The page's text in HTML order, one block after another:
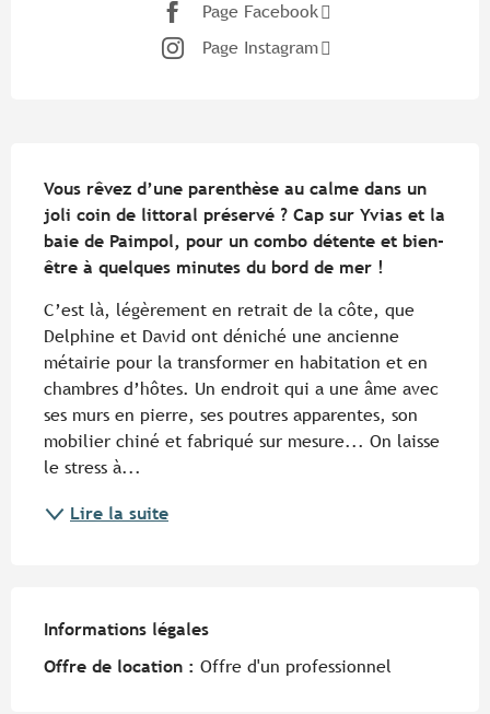
Page Facebook
Page Instagram
Vous rêvez d’une parenthèse au calme dans un
joli coin de littoral préservé ? Cap sur Yvias et la
baie de Paimpol, pour un combo détente et bien-
être à quelques minutes du bord de mer !
C’est là, légèrement en retrait de la côte, que
Delphine et David ont déniché une ancienne
métairie pour la transformer en habitation et en
chambres d’hôtes. Un endroit qui a une âme avec
ses murs en pierre, ses poutres apparentes, son
mobilier chiné et fabriqué sur mesure... On laisse
le stress à...
Lire la suite
Informations légales
Informations légales
Offre de location : Offre d'un professionnel